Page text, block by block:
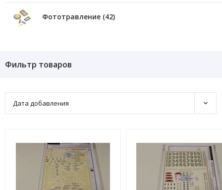
Фототравление (42)
Фильтр товаров
Дата добавления